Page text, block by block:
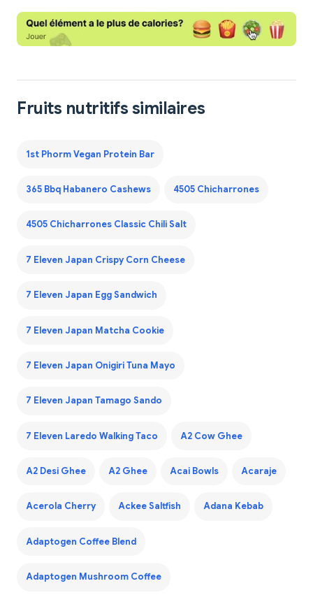
Fruits nutritifs similaires
1st Phorm Vegan Protein Bar
365 Bbq Habanero Cashews 4505 Chicharrones
4505 Chicharrones Classic Chili Salt
7 Eleven Japan Crispy Corn Cheese
7 Eleven Japan Egg Sandwich
7 Eleven Japan Matcha Cookie
7 Eleven Japan Onigiri Tuna Mayo
7 Eleven Japan Tamago Sando
7 Eleven Laredo Walking Taco A2 Cow Ghee
A2 Desi Ghee A2 Ghee Acai Bowls Acaraje
Acerola Cherry Ackee Saltfish Adana Kebab
Adaptogen Coffee Blend
Adaptogen Mushroom Coffee